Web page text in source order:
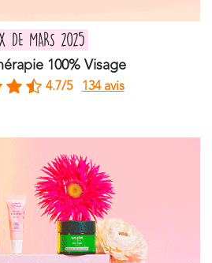
DE MARS 2025
100% Visage
4.7/5 134 avis